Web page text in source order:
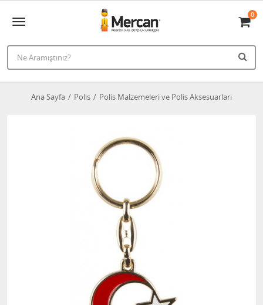
0
Ana Sayfa Polis Polis Malzemeleri ve Polis Aksesuarları